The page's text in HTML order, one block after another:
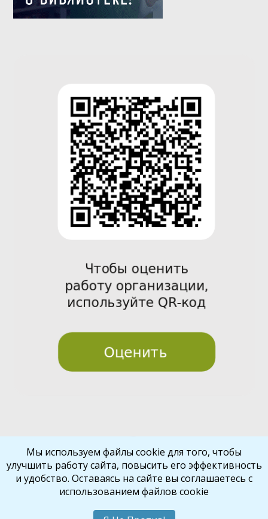
vio
t
Библиокрай© 2026
Шаблон от
WP Puzzle
Мы используем файлы cookie для того, чтобы
улучшить работу сайта, повысить его эффективность
и удобство. Оставаясь на сайте вы соглашаетесь с
использованием файлов cookie